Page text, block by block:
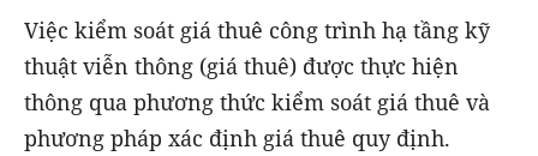
Việc kiểm soát giá thuê công trình hạ tầng kỹ
thuật viễn thông (giá thuê) được thực hiện
thông qua phương thức kiểm soát giá thuê và
phương pháp xác định giá thuê quy định.